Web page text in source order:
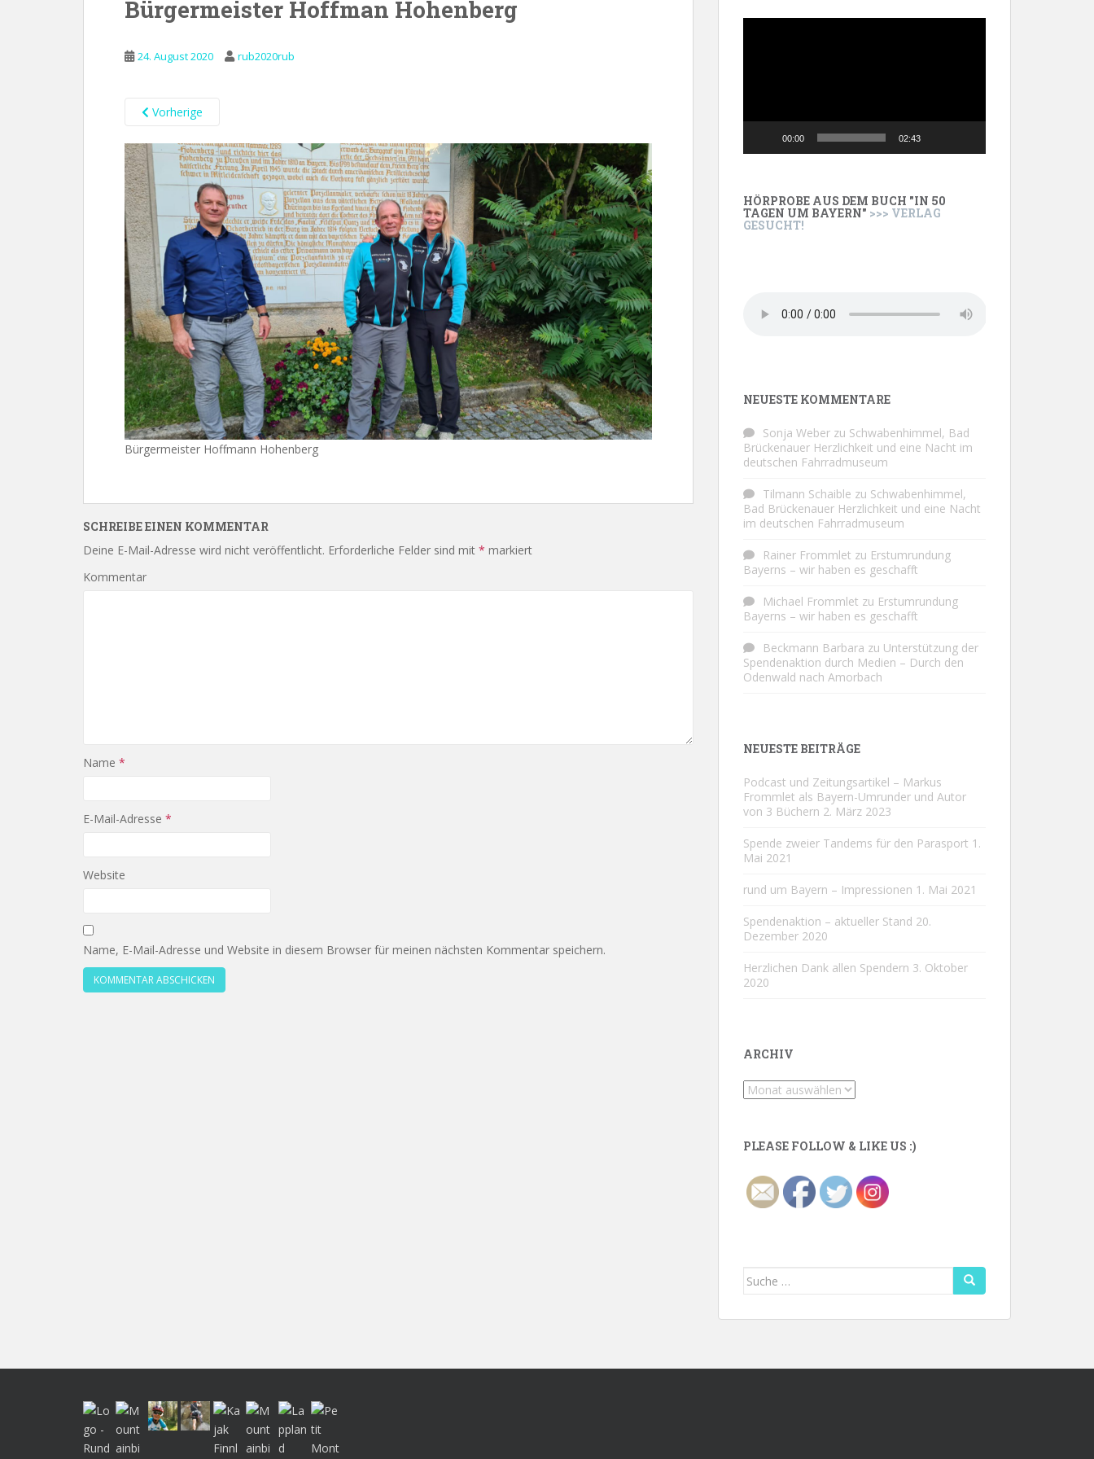
Bürgermeister Hoffman Hohenberg
24. August 2020 rub2020rub
Vorherige
Bürgermeister Hoffmann Hohenberg
SCHREIBE EINEN KOMMENTAR
Deine E-Mail-Adresse wird nicht veröffentlicht. Erforderliche Felder sind mit * markiert
Kommentar
Name *
E-Mail-Adresse *
Website
Name, E-Mail-Adresse und Website in diesem Browser für meinen nächsten Kommentar speichern.
00:00 02:43
HÖRPROBE AUS DEM BUCH "IN 50
TAGEN UM BAYERN" >>> VERLAG
GESUCHT!
NEUESTE KOMMENTARE
Sonja Weber zu Schwabenhimmel, Bad
Brückenauer Herzlichkeit und eine Nacht im
deutschen Fahrradmuseum
Tilmann Schaible zu Schwabenhimmel,
Bad Brückenauer Herzlichkeit und eine Nacht
im deutschen Fahrradmuseum
Rainer Frommlet zu Erstumrundung
Bayerns – wir haben es geschafft
Michael Frommlet zu Erstumrundung
Bayerns – wir haben es geschafft
Beckmann Barbara zu Unterstützung der
Spendenaktion durch Medien – Durch den
Odenwald nach Amorbach
NEUESTE BEITRÄGE
Podcast und Zeitungsartikel – Markus
Frommlet als Bayern-Umrunder und Autor
von 3 Büchern 2. März 2023
Spende zweier Tandems für den Parasport 1.
Mai 2021
rund um Bayern – Impressionen 1. Mai 2021
Spendenaktion – aktueller Stand 20.
Dezember 2020
Herzlichen Dank allen Spendern 3. Oktober
2020
ARCHIV
Archiv
PLEASE FOLLOW & LIKE US :)
Suche